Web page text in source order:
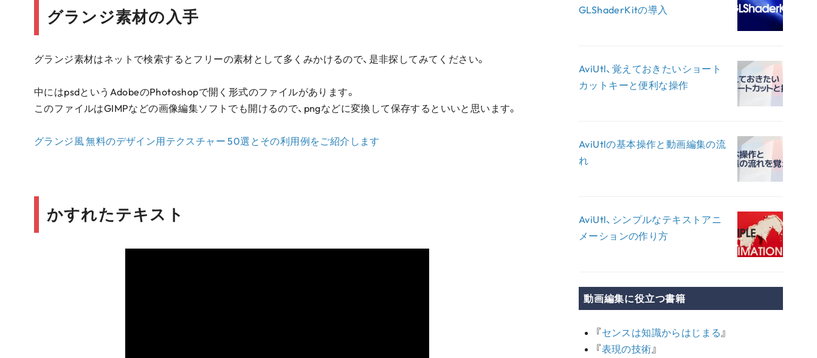
グランジ素材の入手
グランジ素材はネットで検索するとフリーの素材として多くみかけるので、是非探してみてください。
中にはpsdというAdobeのPhotoshopで開く形式のファイルがあります。
このファイルはGIMPなどの画像編集ソフトでも開けるので、pngなどに変換して保存するといいと思います。
グランジ風 無料のデザイン用テクスチャー 50選とその利用例をご紹介します
かすれたテキスト
GLShaderKitの導入
AviUtl、覚えておきたいショート
カットキーと便利な操作
AviUtlの基本操作と動画編集の流
れ
AviUtl、シンプルなテキストアニ
メーションの作り方
動画編集に役立つ書籍
『センスは知識からはじまる』
『表現の技術』